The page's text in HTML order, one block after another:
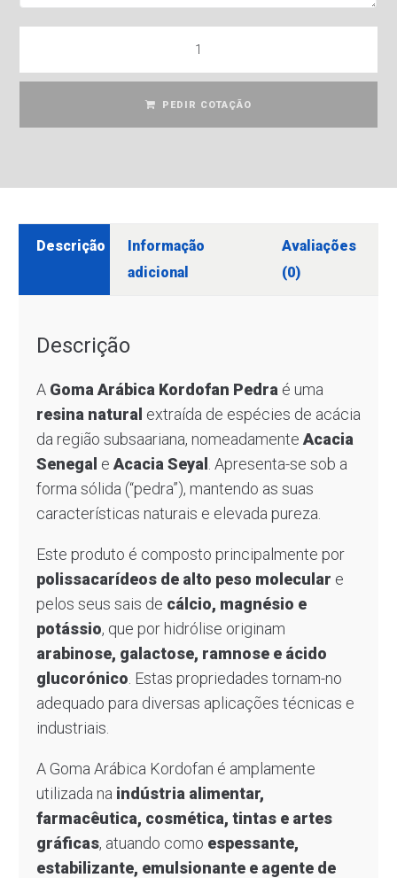
PEDIR COTAÇÃO
Descrição
Informação
adicional
Avaliações
(0)
Descrição
A Goma Arábica Kordofan Pedra é uma
resina natural extraída de espécies de acácia
da região subsaariana, nomeadamente Acacia
Senegal e Acacia Seyal . Apresenta-se sob a
forma sólida (“pedra”), mantendo as suas
características naturais e elevada pureza.
Este produto é composto principalmente por
polissacarídeos de alto peso molecular e
pelos seus sais de cálcio, magnésio e
potássio, que por hidrólise originam
arabinose, galactose, ramnose e ácido
glucorónico . Estas propriedades tornam-no
adequado para diversas aplicações técnicas e
industriais.
A Goma Arábica Kordofan é amplamente
utilizada na indústria alimentar,
farmacêutica, cosmética, tintas e artes
gráficas, atuando como espessante,
estabilizante, emulsionante e agente de